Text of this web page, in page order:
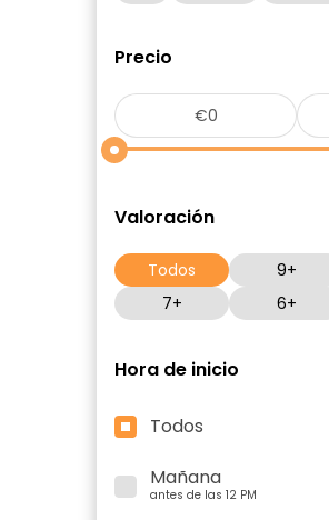
Precio
Valoración
Todos 9+
7+
6+
Hora de inicio
Todos
Mañana
antes de las 12 PM